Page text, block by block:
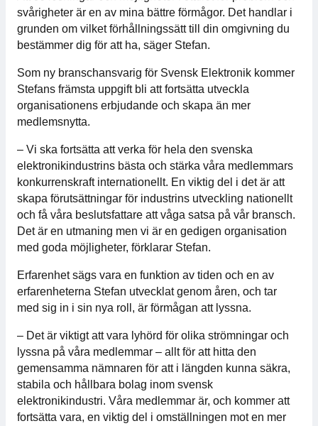
Direktiv och regler
Fokusgrupper
Elektronikmässan
Stora Elektronikdagen
Om oss
Om Svensk Elektronik
Medlemskap
Styrelse
Sektioner & Forum
Svensk Elektronik i media
SCAPE 2026
svårigheter är en av mina bättre förmågor. Det handlar i
grunden om vilket förhållningssätt till din omgivning du
bestämmer dig för att ha, säger Stefan.
Som ny branschansvarig för Svensk Elektronik kommer
Stefans främsta uppgift bli att fortsätta utveckla
organisationens erbjudande och skapa än mer
medlemsnytta.
– Vi ska fortsätta att verka för hela den svenska
elektronikindustrins bästa och stärka våra medlemmars
konkurrenskraft internationellt. En viktig del i det är att
skapa förutsättningar för industrins utveckling nationellt
och få våra beslutsfattare att våga satsa på vår bransch.
Det är en utmaning men vi är en gedigen organisation
med goda möjligheter, förklarar Stefan.
Erfarenhet sägs vara en funktion av tiden och en av
erfarenheterna Stefan utvecklat genom åren, och tar
med sig in i sin nya roll, är förmågan att lyssna.
– Det är viktigt att vara lyhörd för olika strömningar och
lyssna på våra medlemmar – allt för att hitta den
gemensamma nämnaren för att i längden kunna säkra,
stabila och hållbara bolag inom svensk
elektronikindustri. Våra medlemmar är, och kommer att
fortsätta vara, en viktig del i omställningen mot en mer